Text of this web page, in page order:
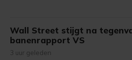
Wall Street stijgt na
banenrapport VS
3 uur geleden